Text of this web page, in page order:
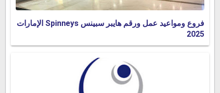
فروع ومواعيد عمل ورقم هايبر سبينس Spinneys الإمارات
2025